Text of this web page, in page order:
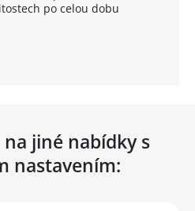
po celou dobu
na jiné nabídky s
nastavením: